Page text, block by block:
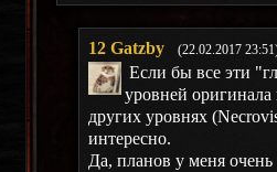
12 Gatzby (22.02.2017
Если бы все эти
уровней оригинала
других уровнях
интересно.
Да, планов у меня